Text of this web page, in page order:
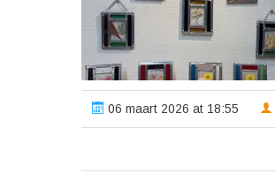
06 maart 2026 at 18:55